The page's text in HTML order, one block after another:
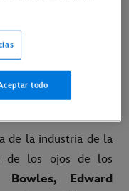
13 de septiembre
años 90"con los
una segunda
de la industria de la
de los ojos de los
Bowles, Edward
todo